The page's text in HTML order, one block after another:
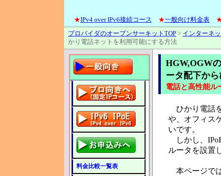
★IPv4 over IPv6接続コース ★一般向け料金表
プロバイダのオープンサーキットTOP > インターネ
かり電話ネットを利用可能にする方法
HGW,OGW
ータ配下か
電話と高性能ル
ひかり電話
や、オフィス
いです。
しかし、
ルータを設置
本ページで
料金比較一覧表